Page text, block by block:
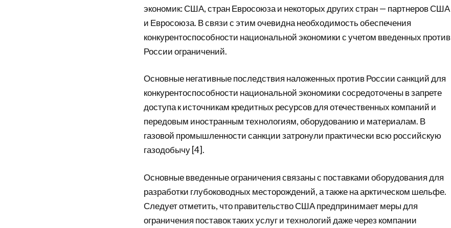
экономик: США, стран Евросоюза и некоторых других стран — партнеров США
и Евросоюза. В связи с этим очевидна необходимость обеспечения
конкурентоспособности национальной экономики с учетом введенных против
России ограничений.
Основные негативные последствия наложенных против России санкций для
конкурентоспособности национальной экономики сосредоточены в запрете
доступа к источникам кредитных ресурсов для отечественных компаний и
передовым иностранным технологиям, оборудованию и материалам. В
газовой промышленности санкции затронули практически всю российскую
газодобычу [4].
Основные введенные ограничения связаны с поставками оборудования для
разработки глубоководных месторождений, а также на арктическом шельфе.
Следует отметить, что правительство США предпринимает меры для
ограничения поставок таких услуг и технологий даже через компании